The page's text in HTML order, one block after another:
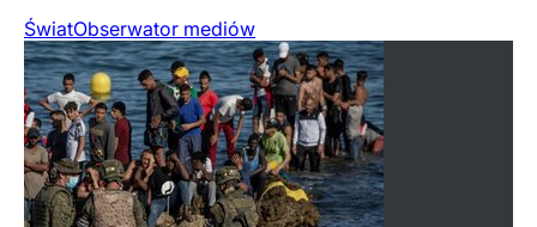
ŚwiatObserwator mediów